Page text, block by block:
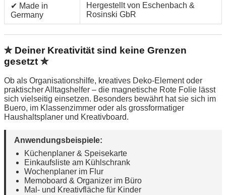
✔ Made in
Germany
Hergestellt von Eschenbach &
Rosinski GbR
✮ Deiner Kreativität sind keine Grenzen
gesetzt ✮
Ob als Organisationshilfe, kreatives Deko-Element oder
praktischer Alltagshelfer – die magnetische Rote Folie lässt
sich vielseitig einsetzen. Besonders bewährt hat sie sich im
Buero, im Klassenzimmer oder als grossformatiger
Haushaltsplaner und Kreativboard.
Anwendungsbeispiele:
Küchenplaner & Speisekarte
Einkaufsliste am Kühlschrank
Wochenplaner im Flur
Memoboard & Organizer im Büro
Mal- und Kreativfläche für Kinder